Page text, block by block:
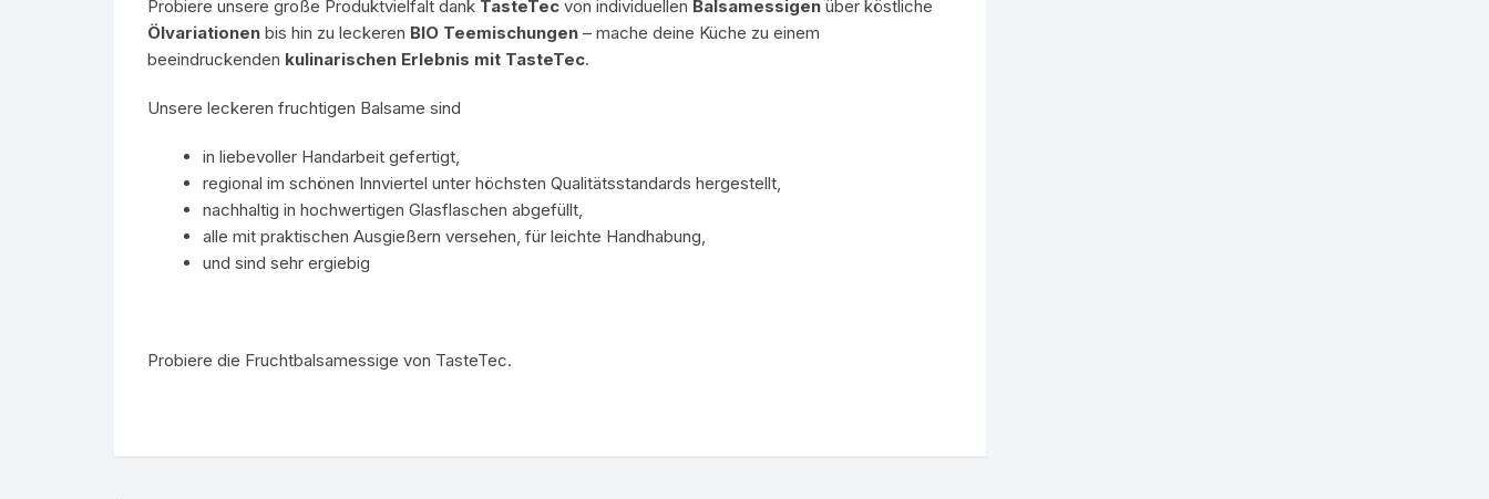
Probiere unsere große Produktvielfalt dank TasteTec von individuellen Balsamessigen über köstliche
Ölvariationen bis hin zu leckeren BIO Teemischungen – mache deine Küche zu einem
beeindruckenden kulinarischen Erlebnis mit TasteTec.
Unsere leckeren fruchtigen Balsame sind
in liebevoller Handarbeit gefertigt,
regional im schönen Innviertel unter höchsten Qualitätsstandards hergestellt,
nachhaltig in hochwertigen Glasflaschen abgefüllt,
alle mit praktischen Ausgießern versehen, für leichte Handhabung,
und sind sehr ergiebig
Probiere die Fruchtbalsamessige von TasteTec.